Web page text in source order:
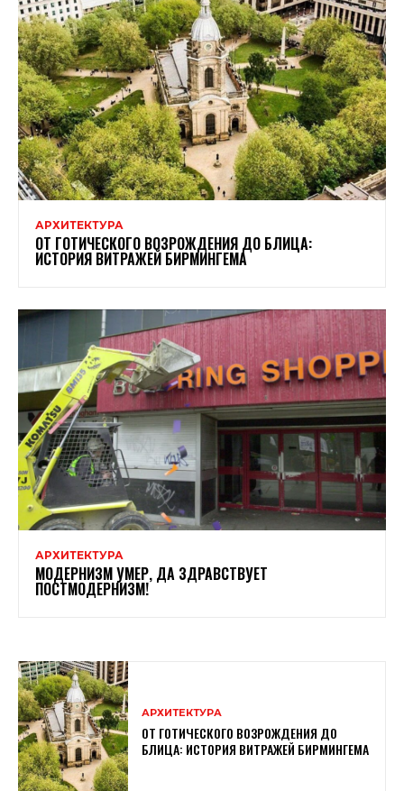
АРХИТЕКТУРА
ОТ ГОТИЧЕСКОГО ВОЗРОЖДЕНИЯ ДО БЛИЦА:
ИСТОРИЯ ВИТРАЖЕЙ БИРМИНГЕМА
АРХИТЕКТУРА
МОДЕРНИЗМ УМЕР, ДА ЗДРАВСТВУЕТ
ПОСТМОДЕРНИЗМ!
АРХИТЕКТУРА
ОТ ГОТИЧЕСКОГО ВОЗРОЖДЕНИЯ ДО
БЛИЦА: ИСТОРИЯ ВИТРАЖЕЙ БИРМИНГЕМА